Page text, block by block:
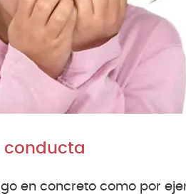
conducta
en concreto como por